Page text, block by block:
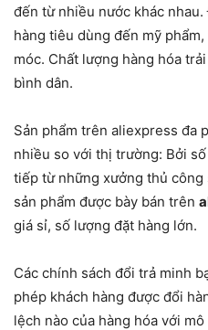
đến từ nhiều nước khác
hàng tiêu dùng đến mỹ
móc. Chất lượng hàng hóa
bình dân.
Sản phẩm trên aliexpress đa
nhiều so với thị trường: Bởi
tiếp từ những xưởng thủ công
sản phẩm được bày bán trên
giá sỉ, số lượng đặt hàng lớn.
Các chính sách đổi trả minh
phép khách hàng được đổi
lệch nào của hàng hóa với